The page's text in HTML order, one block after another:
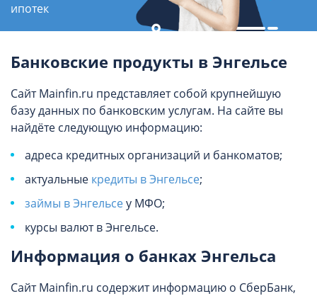
ипотек
Банковские продукты в Энгельсе
Сайт Mainfin.ru представляет собой крупнейшую
базу данных по банковским услугам. На сайте вы
найдёте следующую информацию:
адреса кредитных организаций и банкоматов;
актуальные кредиты в Энгельсе;
займы в Энгельсеу МФО;
курсы валют в Энгельсе.
Информация о банках Энгельса
Сайт Mainfin.ru содержит информацию о СберБанк,